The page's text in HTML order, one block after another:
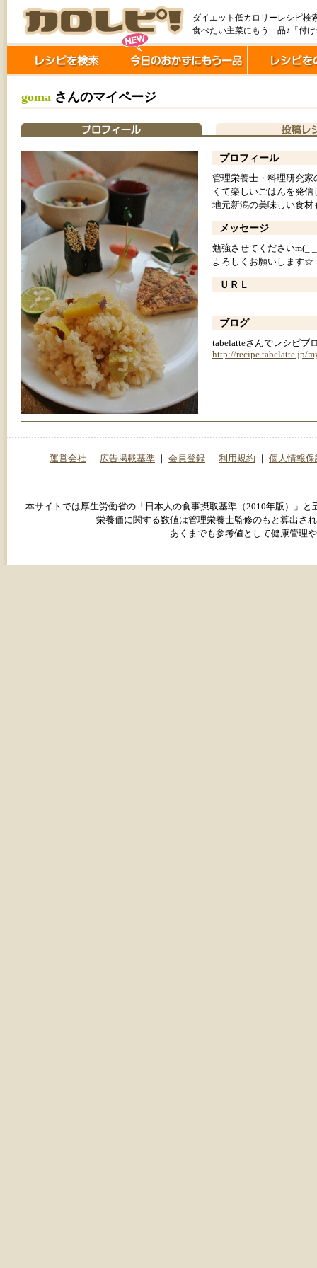
ダイエット低カロリーレシピ検
食べたい主菜にもう一品♪「付
goma さんのマイページ
プロフィール
管理栄養士・料理研究家
くて楽しいごはんを発
地元新潟の美味しい食材
メッセージ
勉強させてくださいm(_
よろしくお願いします☆
ＵＲＬ
ブログ
tabelatteさんでレシピブ
http://recipe.tabelatte.jp/
運営会社 広告掲載基準 会員登録 利用規約 個人情報保
本サイトでは厚生労働省の「日本人の食事摂取基準（2010年版）」
栄養価に関する数値は管理栄養士監修のもと算出さ
あくまでも参考値として健康管理